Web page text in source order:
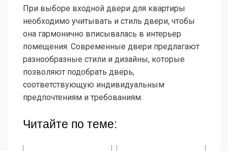
При выборе входной двери для квартиры
необходимо учитывать и стиль двери, чтобы
она гармонично вписывалась в интерьер
помещения. Современные двери предлагают
разнообразные стили и дизайны, которые
позволяют подобрать дверь,
соответствующую индивидуальным
предпочтениям и требованиям.
Читайте по теме: